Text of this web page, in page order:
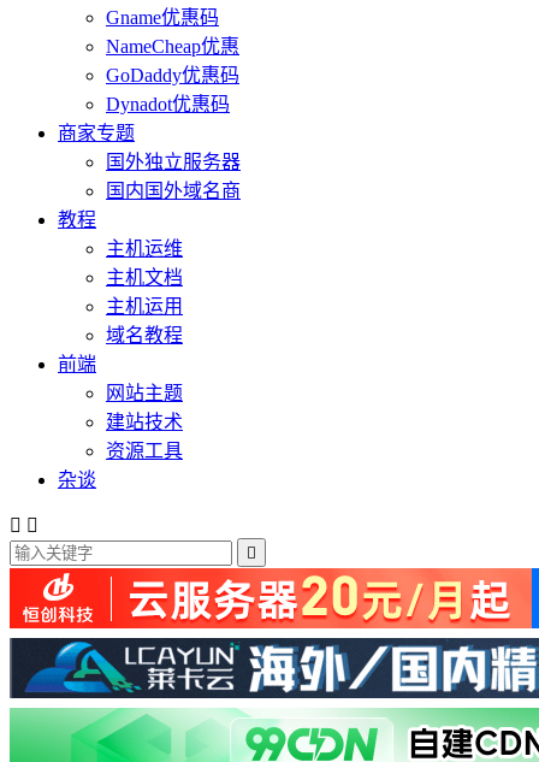
Gname优惠码
NameCheap优惠
GoDaddy优惠码
Dynadot优惠码
商家专题
国外独立服务器
国内国外域名商
教程
主机运维
主机文档
主机运用
域名教程
前端
网站主题
建站技术
资源工具
杂谈
 
